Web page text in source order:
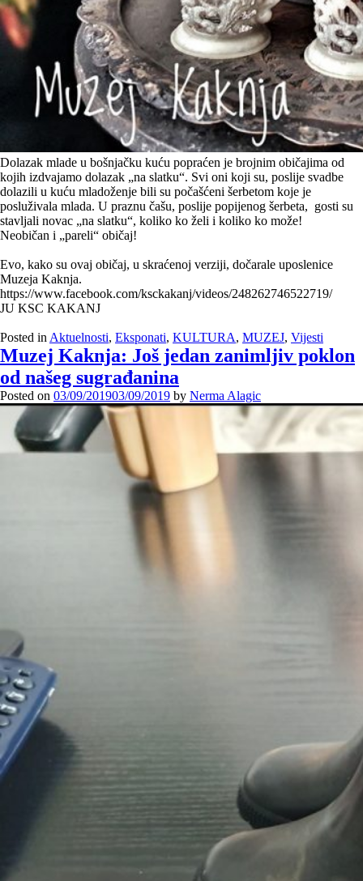
Dolazak mlade u bošnjačku kuću popraćen je brojnim običajima od
kojih izdvajamo dolazak „na slatku“. Svi oni koji su, poslije svadbe
dolazili u kuću mladoženje bili su počašćeni šerbetom koje je
posluživala mlada. U praznu čašu, poslije popijenog šerbeta, gosti su
stavljali novac „na slatku“, koliko ko želi i koliko ko može!
Neobičan i „pareli“ običaj!
Evo, kako su ovaj običaj, u skraćenoj verziji, dočarale uposlenice
Muzeja Kaknja.
https://www.facebook.com/ksckakanj/videos/248262746522719/
JU KSC KAKANJ
Posted in Aktuelnosti, Eksponati, KULTURA, MUZEJ, Vijesti
Muzej Kaknja: Još jedan zanimljiv poklon
od našeg sugrađanina
Posted on 03/09/201903/09/2019 by Nerma Alagic